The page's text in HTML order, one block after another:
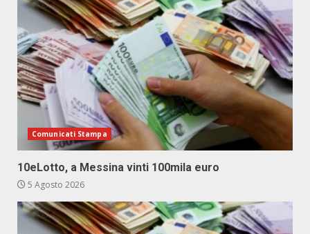
Comunicati Stampa
10eLotto, a Messina vinti 100mila euro
5 Agosto 2026